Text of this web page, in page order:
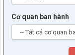
Cơ quan ban hành